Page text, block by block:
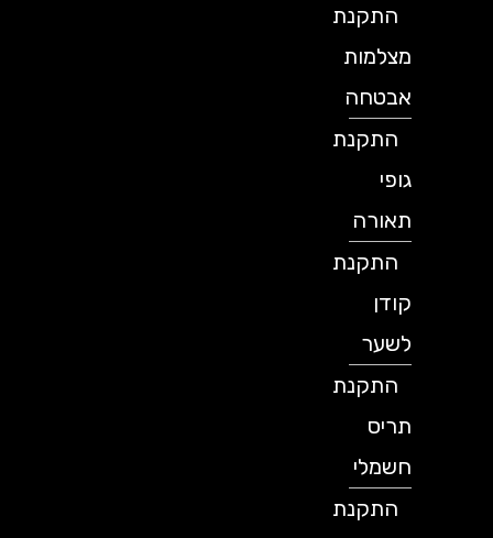
התקנת
מצלמות
אבטחה
התקנת
תאורה
התקנת
לשער
התקנת
תריס
חשמלי
התקנת